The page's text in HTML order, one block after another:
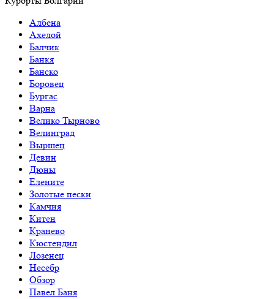
Албена
Ахелой
Балчик
Банкя
Банско
Боровец
Бургас
Варна
Велико Тырново
Велинград
Выршец
Девин
Дюны
Елените
Золотые пески
Камчия
Китен
Кранево
Кюстендил
Лозенец
Несебр
Обзор
Павел Баня